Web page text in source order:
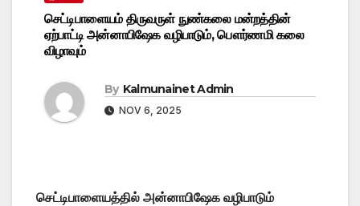
செட்டிபாளையம் திருவருள் நுண்கலை மன்றத்தின்
ஏற்பாட்டி அன்னாபிஷேக வழிபாடும், பௌர்ணமி கலை
விழாவும்
By Kalmunainet Admin
NOV 6, 2025
செட்டிபாளையத்தில் அன்னாபிஷேக வழிபாடும்